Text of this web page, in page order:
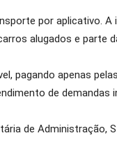
por aplicativo. A
alugados e parte
pagando apenas
de demandas
de Administração,